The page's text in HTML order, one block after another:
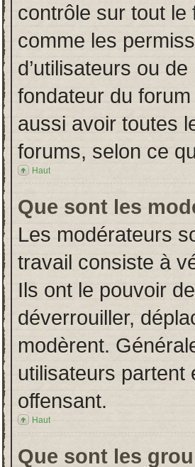
contrôle sur tout
comme les
d’utilisateurs ou
fondateur du
aussi avoir toutes
forums, selon ce
Haut
Que sont les
Les modérateurs
travail consiste à
Ils ont le pouvoir
déverrouiller,
modèrent.
utilisateurs partent
offensant.
Haut
Que sont les